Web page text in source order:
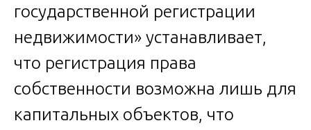
государственной регистрации
недвижимости» устанавливает,
что регистрация права
собственности возможна лишь для
капитальных объектов, что